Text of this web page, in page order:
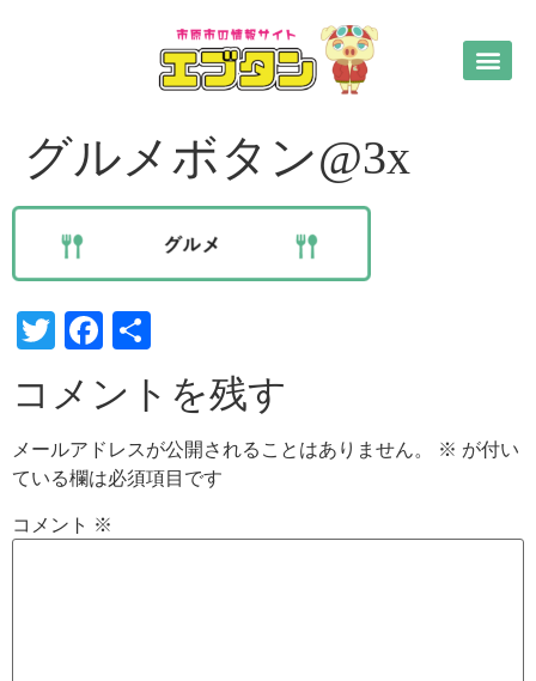
グルメボタン@3x
TwitterFacebook
有
コメントを残す
メールアドレスが公開されることはありません。 ※ が付い
ている欄は必須項目です
コメント ※